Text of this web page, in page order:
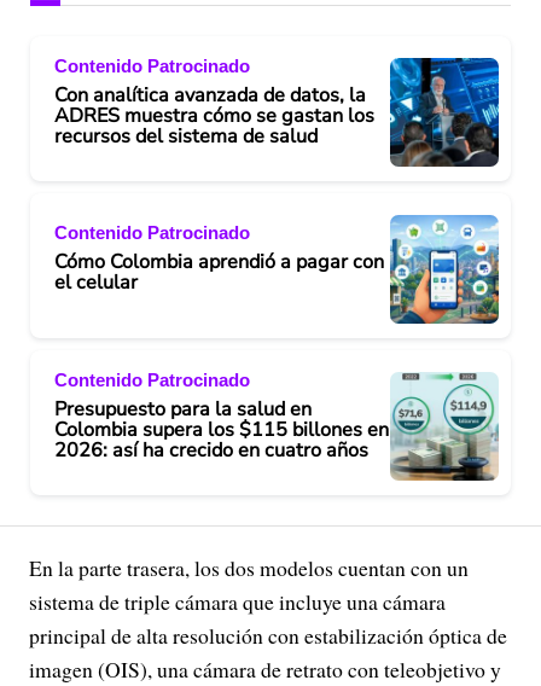
Contenido Patrocinado
Con analítica avanzada de datos, la
ADRES muestra cómo se gastan los
recursos del sistema de salud
Contenido Patrocinado
Cómo Colombia aprendió a pagar con
el celular
Contenido Patrocinado
Presupuesto para la salud en
Colombia supera los $115 billones en
2026: así ha crecido en cuatro años
En la parte trasera, los dos modelos cuentan con un
sistema de triple cámara que incluye una cámara
principal de alta resolución con estabilización óptica de
imagen (OIS), una cámara de retrato con teleobjetivo y